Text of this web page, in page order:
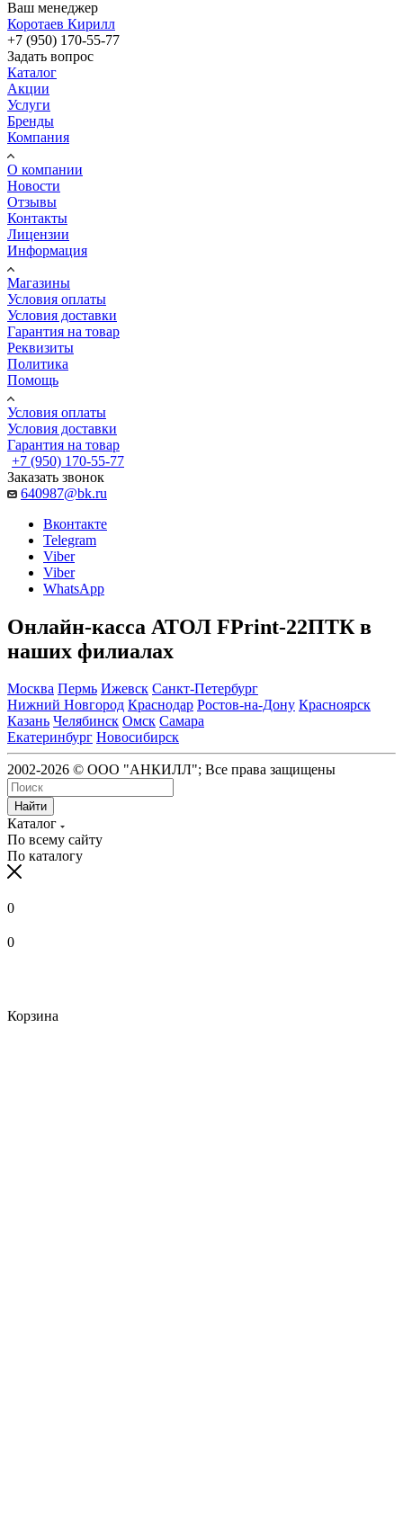
Ваш менеджер
Коротаев Кирилл
+7 (950) 170-55-77
Задать вопрос
Каталог
Акции
Услуги
Бренды
Компания
О компании
Новости
Отзывы
Контакты
Лицензии
Информация
Магазины
Условия оплаты
Условия доставки
Гарантия на товар
Реквизиты
Политика
Помощь
Условия оплаты
Условия доставки
Гарантия на товар
+7 (950) 170-55-77
Заказать звонок
640987@bk.ru
Вконтакте
Telegram
Viber
Viber
WhatsApp
Онлайн-касса АТОЛ FPrint-22ПТК в
наших филиалах
Москва Пермь Ижевск Санкт-Петербург
Нижний Новгород Краснодар Ростов-на-Дону Красноярск
Казань Челябинск Омск Самара
Екатеринбург Новосибирск
2002-2026 © ООО "АНКИЛЛ"; Все права защищены
Найти
Каталог
По всему сайту
По каталогу
0
0
Корзина